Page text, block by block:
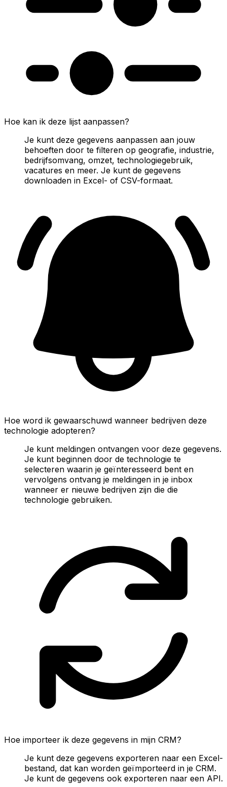
Hoe kan ik deze lijst aanpassen?
Je kunt deze gegevens aanpassen aan jouw
behoeften door te filteren op geografie, industrie,
bedrijfsomvang, omzet, technologiegebruik,
vacatures en meer. Je kunt de gegevens
downloaden in Excel- of CSV-formaat.
Hoe word ik gewaarschuwd wanneer bedrijven deze
technologie adopteren?
Je kunt meldingen ontvangen voor deze gegevens.
Je kunt beginnen door de technologie te
selecteren waarin je geïnteresseerd bent en
vervolgens ontvang je meldingen in je inbox
wanneer er nieuwe bedrijven zijn die die
technologie gebruiken.
Hoe importeer ik deze gegevens in mijn CRM?
Je kunt deze gegevens exporteren naar een Excel-
bestand, dat kan worden geïmporteerd in je CRM.
Je kunt de gegevens ook exporteren naar een API.